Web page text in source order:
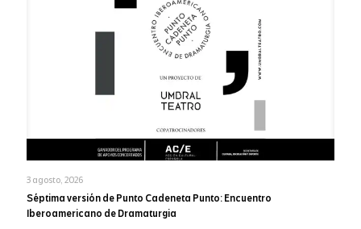
en
consolida
institucional
3 agosto, 2026
Séptima versión de Punto Cadeneta Punto: Encuentro
Iberoamericano de Dramaturgia